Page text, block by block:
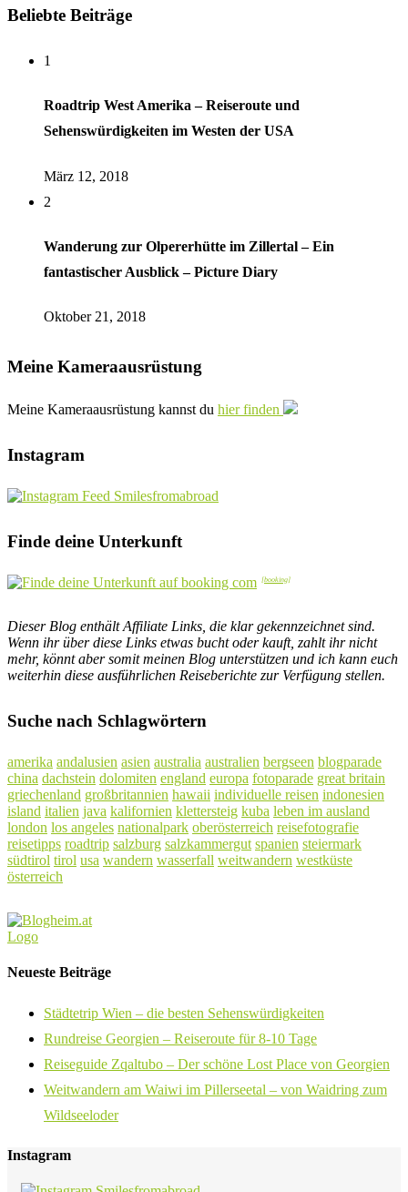
Beliebte Beiträge
1
Roadtrip West Amerika – Reiseroute und
Sehenswürdigkeiten im Westen der USA
März 12, 2018
2
Wanderung zur Olpererhütte im Zillertal – Ein
fantastischer Ausblick – Picture Diary
Oktober 21, 2018
Meine Kameraausrüstung
Meine Kameraausrüstung kannst du hier finden
Instagram
Finde deine Unterkunft
Dieser Blog enthält Affiliate Links, die klar gekennzeichnet sind.
Wenn ihr über diese Links etwas bucht oder kauft, zahlt ihr nicht
mehr, könnt aber somit meinen Blog unterstützen und ich kann euch
weiterhin diese ausführlichen Reiseberichte zur Verfügung stellen.
Suche nach Schlagwörtern
amerika andalusien asien australia australien bergseen blogparade
china dachstein dolomiten england europa fotoparade great britain
griechenland großbritannien hawaii individuelle reisen indonesien
island italien java kalifornien klettersteig kuba leben im ausland
london los angeles nationalpark oberösterreich reisefotografie
reisetipps roadtrip salzburg salzkammergut spanien steiermark
südtirol tirol usa wandern wasserfall weitwandern westküste
österreich
Neueste Beiträge
Städtetrip Wien – die besten Sehenswürdigkeiten
Rundreise Georgien – Reiseroute für 8-10 Tage
Reiseguide Zqaltubo – Der schöne Lost Place von Georgien
Weitwandern am Waiwi im Pillerseetal – von Waidring zum
Wildseeloder
Instagram